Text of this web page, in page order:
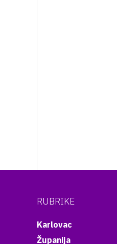
RUBRIKE
Karlovac
Županija